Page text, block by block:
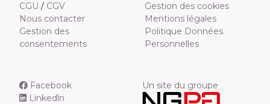
CGU / CGV
Nous contacter
Gestion des
consentements
Gestion des cookies
Mentions légales
Politique Données
Personnelles
Facebook
Linkedln
Un site du groupe